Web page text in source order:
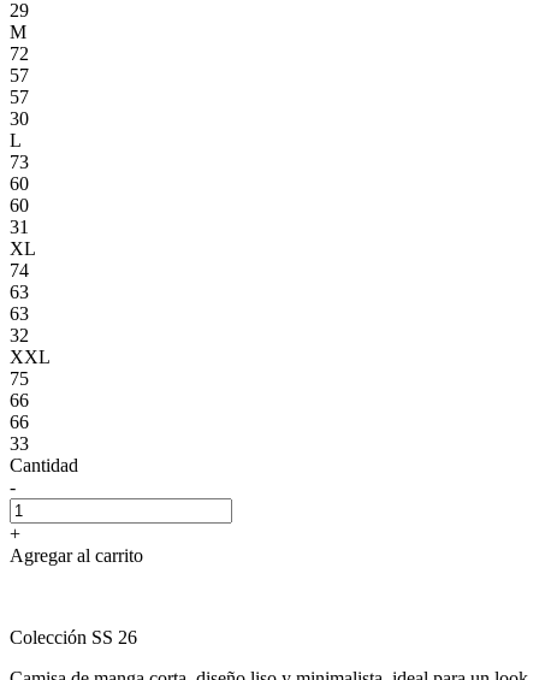
29
M
72
57
57
30
L
73
60
60
31
XL
74
63
63
32
XXL
75
66
66
33
Cantidad
-
+
Agregar al carrito
Colección SS 26